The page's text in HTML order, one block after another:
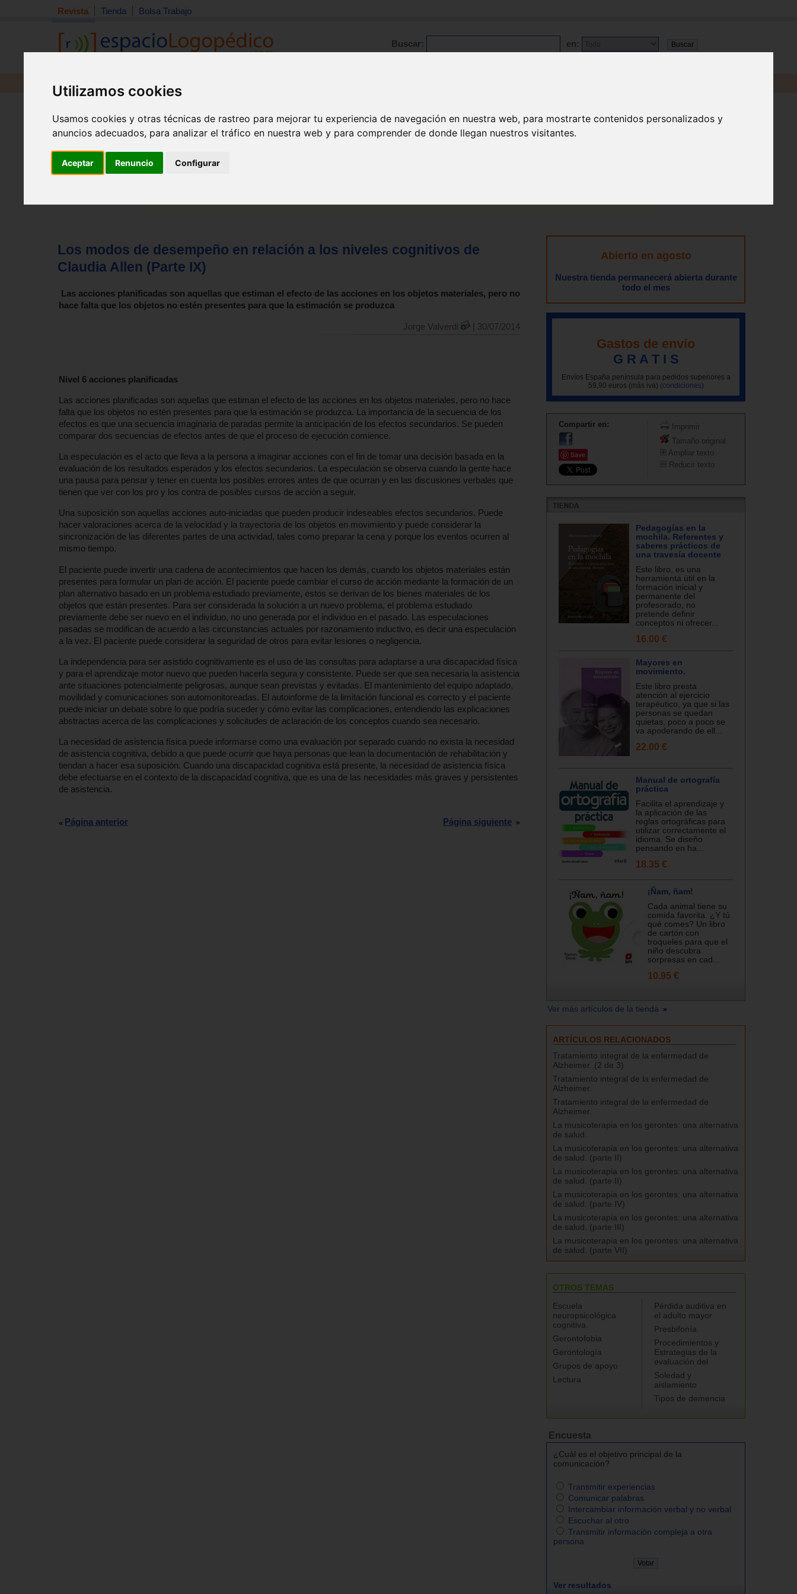
Utilizamos cookies
Usamos cookies y otras técnicas de rastreo para mejorar tu experiencia de navegación en nuestra web, para mostrarte contenidos personalizados y
anuncios adecuados, para analizar el tráfico en nuestra web y para comprender de donde llegan nuestros visitantes.
Aceptar Renuncio Configurar
Revista Tienda Bolsa Trabajo
Buscar: en:
Revista Material
Inicio> Revista
Los modos de desempeño en relación a los niveles cognitivos de
Claudia Allen (Parte IX)
Las acciones planificadas son aquellas que estiman el efecto de las acciones en los objetos materiales, pero no
hace falta que los objetos no estén presentes para que la estimación se produzca
Jorge Valverdi | 30/07/2014
Nivel 6 acciones planificadas
Las acciones planificadas son aquellas que estiman el efecto de las acciones en los objetos materiales, pero no hace
falta que los objetos no estén presentes para que la estimación se produzca. La importancia de la secuencia de los
efectos es que una secuencia imaginaria de paradas permite la anticipación de los efectos secundarios. Se pueden
comparar dos secuencias de efectos antes de que el proceso de ejecución comience.
La especulación es el acto que lleva a la persona a imaginar acciones con el fin de tomar una decisión basada en la
evaluación de los resultados esperados y los efectos secundarios. La especulación se observa cuando la gente hace
una pausa para pensar y tener en cuenta los posibles errores antes de que ocurran y en las discusiones verbales que
tienen que ver con los pro y los contra de posibles cursos de acción a seguir.
Una suposición son aquellas acciones auto-iniciadas que pueden producir indeseables efectos secundarios. Puede
hacer valoraciones acerca de la velocidad y la trayectoria de los objetos en movimiento y puede considerar la
sincronización de las diferentes partes de una actividad, tales como preparar la cena y porque los eventos ocurren al
mismo tiempo.
El paciente puede invertir una cadena de acontecimientos que hacen los demás, cuando los objetos materiales están
presentes para formular un plan de acción. El paciente puede cambiar el curso de acción mediante la formación de un
plan alternativo basado en un problema estudiado previamente, estos se derivan de los bienes materiales de los
objetos que están presentes. Para ser considerada la solución a un nuevo problema, el problema estudiado
previamente debe ser nuevo en el individuo, no uno generada por el individuo en el pasado. Las especulaciones
pasadas se modifican de acuerdo a las circunstancias actuales por razonamiento inductivo, es decir una especulación
a la vez. El paciente puede considerar la seguridad de otros para evitar lesiones o negligencia.
La independencia para ser asistido cognitivamente es el uso de las consultas para adaptarse a una discapacidad física
y para el aprendizaje motor nuevo que pueden hacerla segura y consistente. Puede ser que sea necesaria la asistencia
ante situaciones potencialmente peligrosas, aunque sean previstas y evitadas. El mantenimiento del equipo adaptado,
movilidad y comunicaciones son automonitoreadas. El autoinforme de la limitación funcional es correcto y el paciente
puede iniciar un debate sobre lo que podría suceder y cómo evitar las complicaciones, entendiendo las explicaciones
abstractas acerca de las complicaciones y solicitudes de aclaración de los conceptos cuando sea necesario.
La necesidad de asistencia física puede informarse como una evaluación por separado cuando no exista la necesidad
de asistencia cognitiva, debido a que puede ocurrir que haya personas que lean la documentación de rehabilitación y
tiendan a hacer esa suposición. Cuando una discapacidad cognitiva está presente, la necesidad de asistencia física
debe efectuarse en el contexto de la discapacidad cognitiva, que es una de las necesidades más graves y persistentes
de asistencia.
Página anterior Página siguiente
Abierto en agosto
Nuestra tienda permanecerá abierta durante
todo el mes
Gastos de envío
G R A T I S
Envíos España península para pedidos superiores a
59,90 euros (más iva) (condiciones)
Compartir en:
Save
Imprimir
Tamaño original
Ampliar texto
Reducir texto
Pedagogías en la
mochila. Referentes y
saberes prácticos de
una travesía docente
Este libro, es una
herramienta útil en la
formación inicial y
permanente del
profesorado, no
pretende definir
conceptos ni ofrecer...
16.00 €
Mayores en
movimiento.
Este libro presta
atención al ejercicio
terapéutico, ya que si las
personas se quedan
quietas, poco a poco se
va apoderando de ell...
22.00 €
Manual de ortografía
práctica
Facilita el aprendizaje y
la aplicación de las
reglas ortográficas para
utilizar correctamente el
idioma. Se diseño
pensando en ha...
18.35 €
¡Ñam, ñam!
Cada animal tiene su
comida favorita. ¿Y tú
qué comes? Un libro
de cartón con
troqueles para que el
niño descubra
sorpresas en cad...
10.95 €
Ver más artículos de la tienda
ARTÍCULOS RELACIONADOS
Tratamiento integral de la enfermedad de
Alzheimer. (2 de 3)
Tratamiento integral de la enfermedad de
Alzheimer.
Tratamiento integral de la enfermedad de
Alzheimer.
La musicoterapia en los gerontes: una alternativa
de salud.
La musicoterapia en los gerontes: una alternativa
de salud. (parte II)
La musicoterapia en los gerontes: una alternativa
de salud. (parte II)
La musicoterapia en los gerontes: una alternativa
de salud. (parte IV)
La musicoterapia en los gerontes: una alternativa
de salud. (parte III)
La musicoterapia en los gerontes: una alternativa
de salud. (parte VII)
OTROS TEMAS
Escuela
neuropsicológica
cognitiva.
Gerontofobia
Gerontología
Grupos de apoyo
Lectura
Pérdida auditiva en
el adulto mayor
Presbifonía
Procedimientos y
Estrategias de la
evaluación del
Soledad y
aislamiento
Tipos de demencia
Encuesta
¿Cuál es el objetivo principal de la
comunicación?
Transmitir experiencias
Comunicar palabras
Intercambiar información verbal y no verbal
Escuchar al otro
Transmitir información compleja a otra
persona
Ver resultados